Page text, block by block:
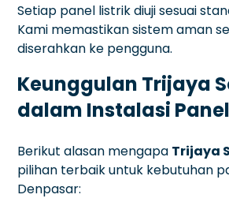
Setiap panel listrik diuji sesuai
Kami memastikan sistem aman
diserahkan ke pengguna.
Keunggulan Trijaya
dalam Instalasi
Berikut alasan mengapa Trijaya
pilihan terbaik untuk kebutuhan
Denpasar: